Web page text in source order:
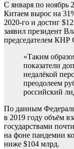
С января по ноябрь
Китаем вырос на
2020-го и достиг
заявил президент
председателем
«Таким
показатели
недалёкой
преодолеем
российский
По данным
в 2019 году объём
государствами
на фоне пандемии
ниже $104 млрд.